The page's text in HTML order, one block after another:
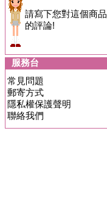
請寫下您對這個商品
的評論!
服務台
常見問題
郵寄方式
隱私權保護聲明
聯絡我們